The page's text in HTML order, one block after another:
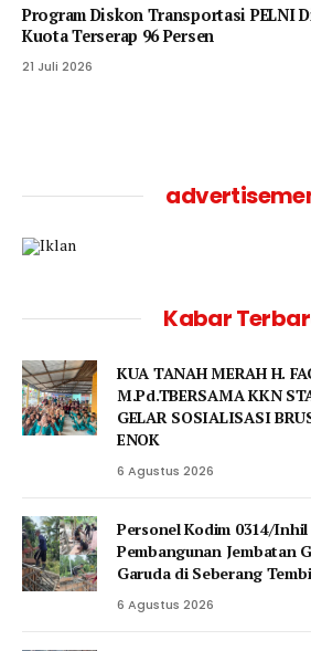
Program Diskon Transportasi PELNI
Kuota Terserap 96 Persen
21 Juli 2026
Kabar
KUA TANAH MERAH H.
M.Pd.TBERSAMA KKN
GELAR SOSIALISASI
ENOK
6 Agustus 2026
Personel Kodim 0314/
Pembangunan Jembatan
Garuda di Seberang
6 Agustus 2026